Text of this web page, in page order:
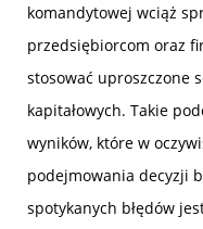
komandytowej wciąż
przedsiębiorcom oraz
stosować uproszczone
kapitałowych. Takie
wyników, które w
podejmowania decyzji
spotykanych błędów